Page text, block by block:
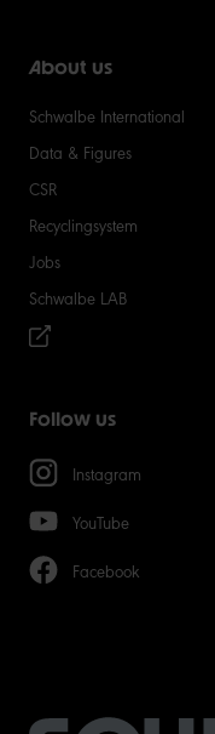
About us
Schwalbe International
Data & Figures
CSR
Recyclingsystem
Jobs
Schwalbe LAB
Follow us
Instagram
YouTube
Facebook